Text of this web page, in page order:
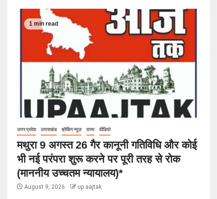
1 min read
उत्तर प्रदेश उत्तराखंड ब्रेकिंग न्यूज़ राज्य वीडियो
मथुरा 9 अगस्त 26 गैर कानूनी गतिविधि और कोई
भी नई परंपरा शुरू करने पर पूरी तरह से रोक
(माननीय उच्चतम न्यायालय)*
August 9, 2026 up aajtak